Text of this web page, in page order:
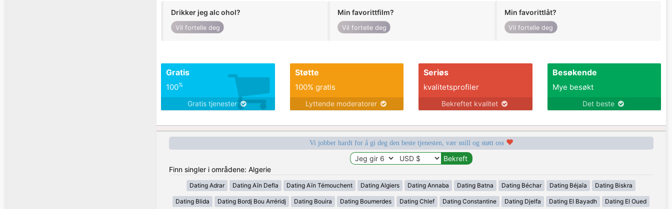
Drikker jeg alc ohol?
Vil fortelle deg
Min favorittfilm?
Vil fortelle deg
Min favorittlåt?
Vil fortelle deg
Gratis
100%
Gratis tjenester
Støtte
100% gratis
Lyttende moderatorer
Seriøs
kvalitetsprofiler
Bekreftet kvalitet
Besøkende
Mye besøkt
Det beste
Vi jobber hardt for å gi deg den beste tjenesten, vær snill og støtt oss
Finn singler i områdene: Algerie
Dating Adrar Dating Aïn Defla Dating Aïn Témouchent Dating Algiers Dating Annaba Dating Batna Dating Béchar Dating Béjaïa Dating Biskra
Dating Blida Dating Bordj Bou Arréridj Dating Bouira Dating Boumerdes Dating Chlef Dating Constantine Dating Djelfa Dating El Bayadh Dating El Oued